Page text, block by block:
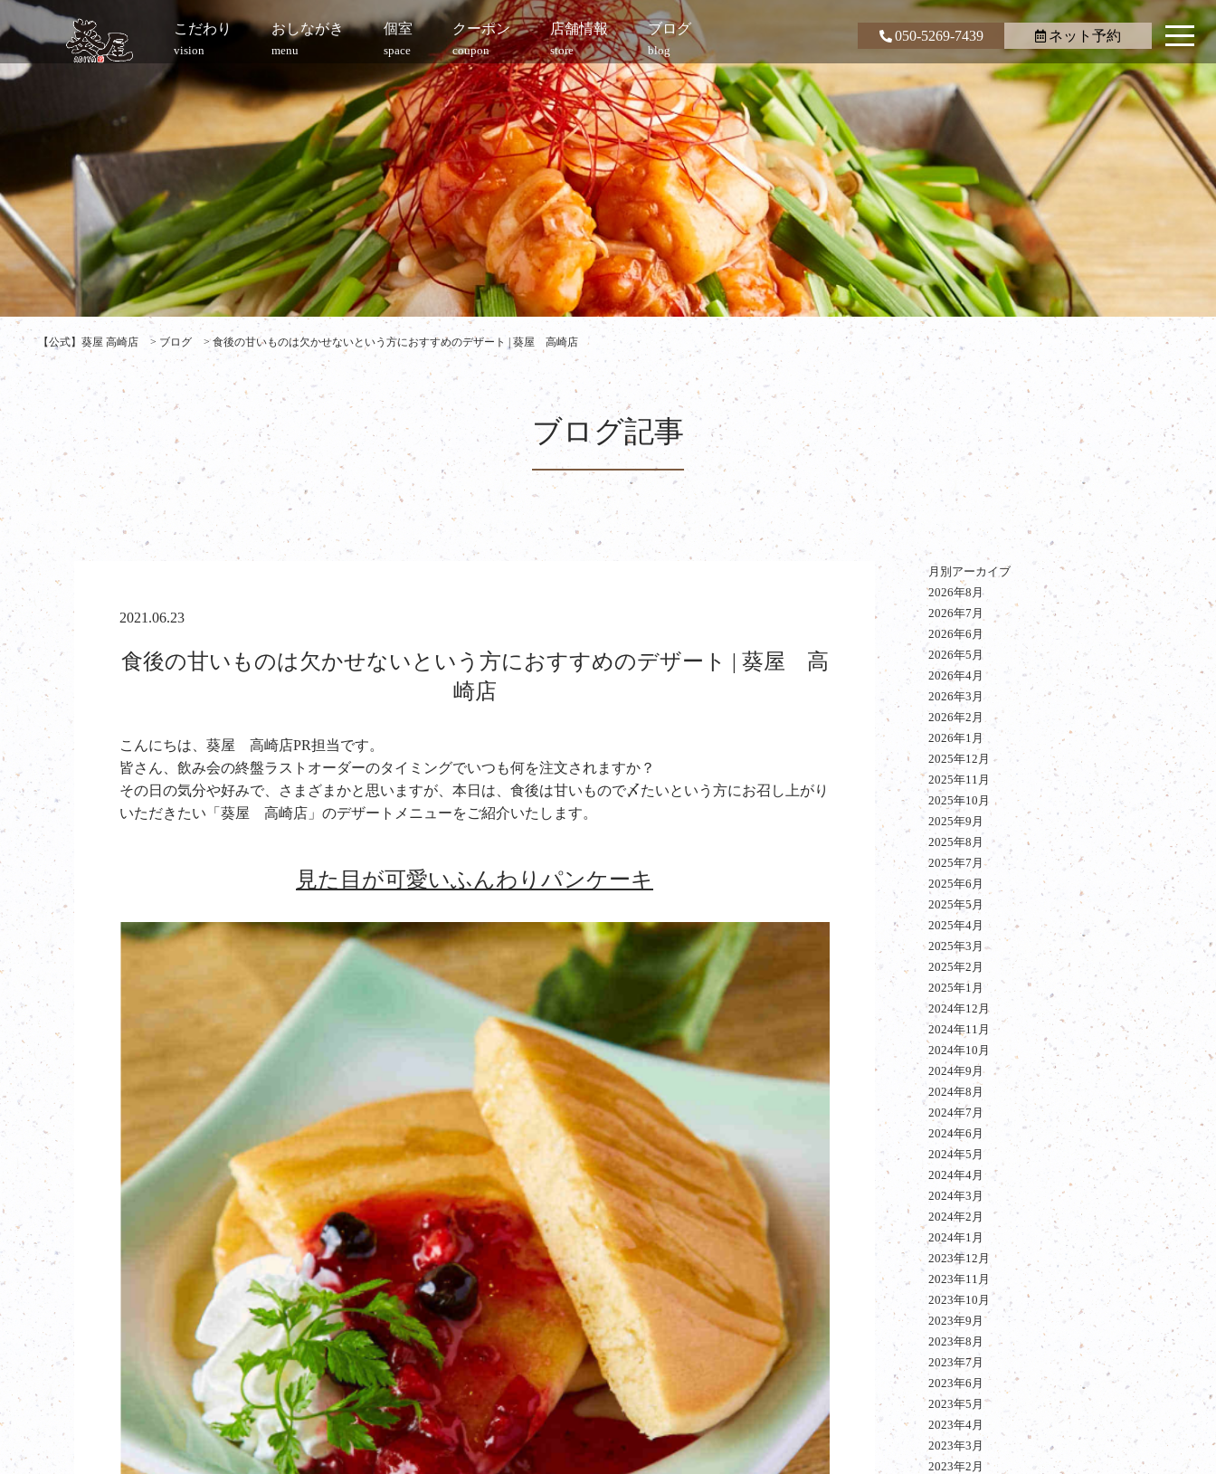
こだわり
vision
おしながき
menu
個室
space
クーポン
coupon
店舗情報
store
ブログ
blog
050-5269-7439 ネット予約
【公式】葵屋 高崎店 > ブログ >食後の甘いものは欠かせないという方におすすめのデザート | 葵屋 高崎店
ブログ記事
2021.06.23
食後の甘いものは欠かせないという方におすすめのデザート | 葵屋 高
崎店
こんにちは、葵屋 高崎店PR担当です。
皆さん、飲み会の終盤ラストオーダーのタイミングでいつも何を注文されますか？
その日の気分や好みで、さまざまかと思いますが、本日は、食後は甘いもので〆たいという方にお召し上がり
いただきたい「葵屋 高崎店」のデザートメニューをご紹介いたします。
見た目が可愛いふんわりパンケーキ
月別アーカイブ
2026年8月
2026年7月
2026年6月
2026年5月
2026年4月
2026年3月
2026年2月
2026年1月
2025年12月
2025年11月
2025年10月
2025年9月
2025年8月
2025年7月
2025年6月
2025年5月
2025年4月
2025年3月
2025年2月
2025年1月
2024年12月
2024年11月
2024年10月
2024年9月
2024年8月
2024年7月
2024年6月
2024年5月
2024年4月
2024年3月
2024年2月
2024年1月
2023年12月
2023年11月
2023年10月
2023年9月
2023年8月
2023年7月
2023年6月
2023年5月
2023年4月
2023年3月
2023年2月